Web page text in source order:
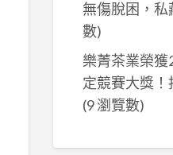
無傷脫困，
數)
樂菁茶業榮
定競賽大獎
(9 瀏覽數)